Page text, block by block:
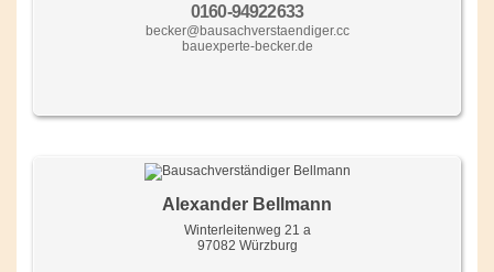
0160-94922633
becker@bausachverstaendiger.cc
bauexperte-becker.de
Alexander Bellmann
Winterleitenweg 21 a
97082 Würzburg